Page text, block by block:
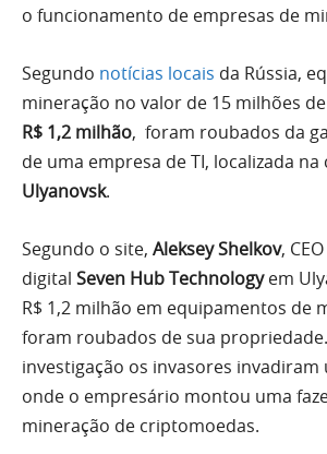
o funcionamento de empresas de
Segundo notícias locais da Rússia,
mineração no valor de 15 milhões
R$ 1,2 milhão, foram roubados da
de uma empresa de TI, localizada na
Ulyanovsk.
Segundo o site, Aleksey Shelkov,
digital Seven Hub Technologyem
R$ 1,2 milhão em equipamentos de
foram roubados de sua
investigação os invasores invadiram
onde o empresário montou uma
mineração de criptomoedas.